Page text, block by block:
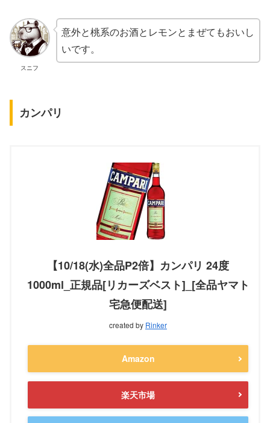
スニフ
意外と桃系のお酒とレモンとまぜてもおいし
いです。
カンパリ
【10/18(水)全品P2倍】カンパリ 24度
1000ml_正規品[リカーズベスト]_[全品ヤマト
宅急便配送]
created by Rinker
Amazon
楽天市場